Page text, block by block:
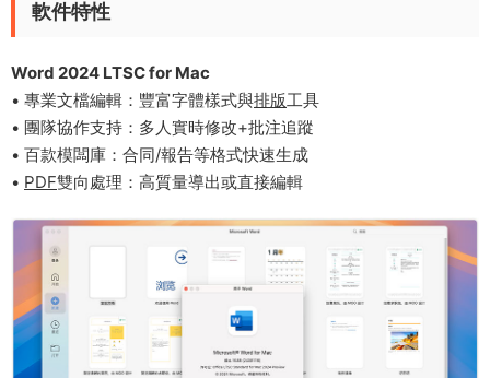
軟件特性
Word 2024 LTSC​ for Mac
• 專業文檔編輯：豐富字體樣式與排版工具
• 團隊協作支持：多人實時修改+批注追蹤
• 百款模闆庫：合同/報告等格式快速生成
• PDF雙向處理：高質量導出或直接編輯